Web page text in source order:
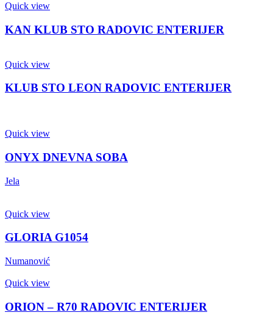
Quick view
KAN KLUB STO RADOVIC ENTERIJER
Quick view
KLUB STO LEON RADOVIC ENTERIJER
Quick view
ONYX DNEVNA SOBA
Jela
Quick view
GLORIA G1054
Numanović
Quick view
ORION – R70 RADOVIC ENTERIJER